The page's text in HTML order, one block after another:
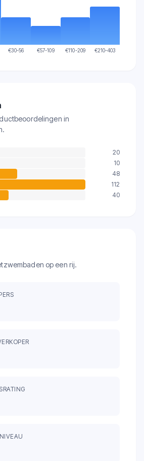
€30-56 €57-109 €110-209 €210-403
in
20
10
48
112
40
op een rij.